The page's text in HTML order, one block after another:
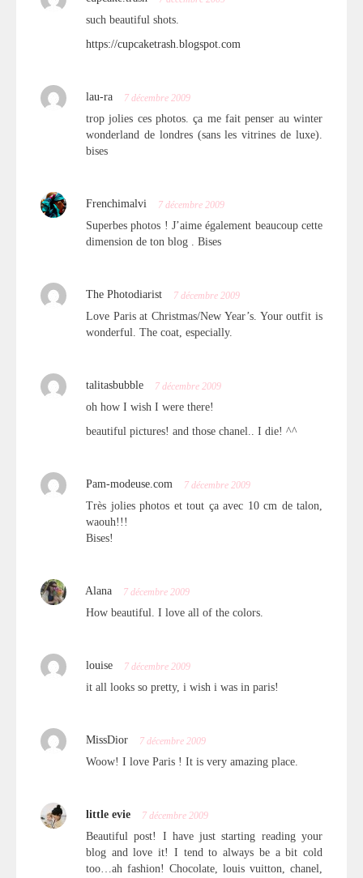
such beautiful shots.
https://cupcaketrash.blogspot.com
lau-ra 7 décembre 2009
trop jolies ces photos. ça me fait penser au winter
wonderland de londres (sans les vitrines de luxe).
bises
Frenchimalvi 7 décembre 2009
Superbes photos ! J’aime également beaucoup cette
dimension de ton blog . Bises
The Photodiarist 7 décembre 2009
Love Paris at Christmas/New Year’s. Your outfit is
wonderful. The coat, especially.
talitasbubble 7 décembre 2009
oh how I wish I were there!
beautiful pictures! and those chanel.. I die! ^^
Pam-modeuse.com 7 décembre 2009
Très jolies photos et tout ça avec 10 cm de talon,
waouh!!!
Bises!
Alana 7 décembre 2009
How beautiful. I love all of the colors.
louise 7 décembre 2009
it all looks so pretty, i wish i was in paris!
MissDior 7 décembre 2009
Woow! I love Paris ! It is very amazing place.
little evie 7 décembre 2009
Beautiful post! I have just starting reading your
blog and love it! I tend to always be a bit cold
too…ah fashion! Chocolate, louis vuitton, chanel,